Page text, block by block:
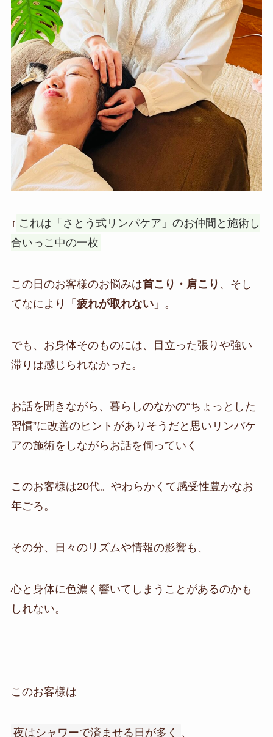
↑ これは「さとう式リンパケア」のお仲間と施術し
合いっこ中の一枚
この日のお客様のお悩みは首こり・肩こり 、そし
てなにより「 疲れが取れない」。
でも、お身体そのものには、目立った張りや強い
滞りは感じられなかった。
お話を聞きながら、暮らしのなかの“ちょっとした
習慣”に改善のヒントがありそうだと思いリンパケ
アの施術をしながらお話を伺っていく
このお客様は20代。やわらかくて感受性豊かなお
年ごろ。
その分、日々のリズムや情報の影響も、
心と身体に色濃く響いてしまうことがあるのかも
しれない。
このお客様は
夜はシャワーで済ませる日が多く 、